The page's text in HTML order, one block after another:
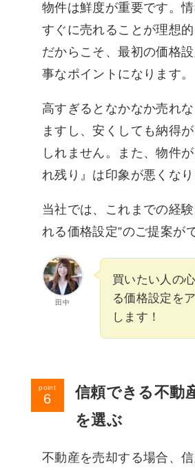
物件は鮮度が重要です。
すぐに売れることが理想的
だからこそ、最初の価格
事なポイントになります。
高すぎるとなかなか売れ
ますし、安くしても納得
しれません。また、物件
れ残り』は印象が悪くなり
当社では、これまでの経
れる価格設定”のご提案が
田中
買いたい人の
る価格設定を
します！
point
信頼できる不動
を選ぶ
不動産を売却する場合、